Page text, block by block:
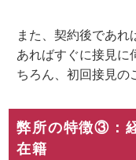
また、契約後であ
あればすぐに接見に
ちろん、初回接見の
弊所の特徴③：
在籍